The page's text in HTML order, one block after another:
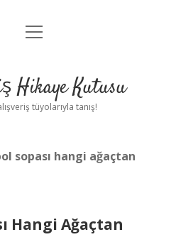
Anasayfa
Yasal Uyarı
menüyü
Hikaye Kutusu
tüyolarıyla tanış!
sopası hangi ağaçtan
Hangi Ağaçtan